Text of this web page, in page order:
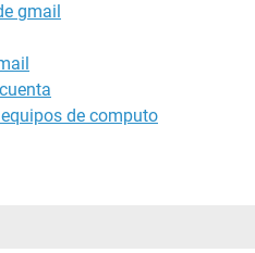
gmail
de computo